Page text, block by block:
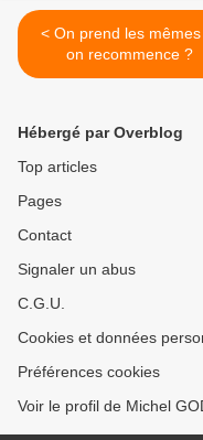
< On prend les mêmes et
on recommence ?
Hébergé par Overblog
Top articles
Pages
Contact
Signaler un abus
C.G.U.
Cookies et données
Préférences cookies
Voir le profil de Michel